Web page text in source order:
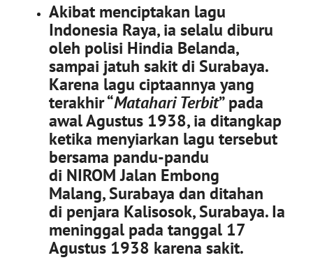
Akibat menciptakan lagu
Indonesia Raya, ia selalu diburu
oleh polisi Hindia Belanda,
sampai jatuh sakit di Surabaya.
Karena lagu ciptaannya yang
terakhir “Matahari Terbit” pada
awal Agustus 1938, ia ditangkap
ketika menyiarkan lagu tersebut
bersama pandu-pandu
di NIROM Jalan Embong
Malang, Surabaya dan ditahan
di penjara Kalisosok, Surabaya. Ia
meninggal pada tanggal 17
Agustus 1938 karena sakit.